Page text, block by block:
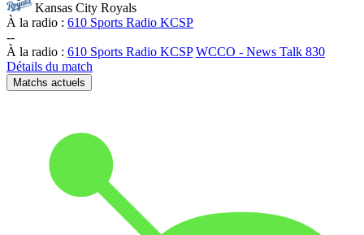
Kansas City Royals
À la radio : 610 Sports Radio KCSP
--
À la radio : 610 Sports Radio KCSP WCCO - News Talk 830
Détails du match
Matchs actuels